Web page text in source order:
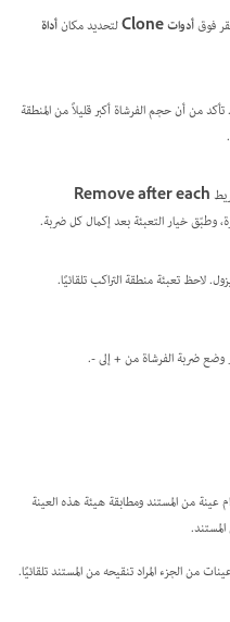
فوقأدوات Clone لتحديد مكانأداة
. تأكد من أن حجم الفرشاة أكبر قليلاً من المنطقة
Remove after each
وطبّق خيار التعبئة بعد إكمال كل ضربة.
لاحظ تعبئة منطقة التراكب تلقائيًا.
وضع ضربة الفرشاة من+إلى-
.
عينة من المستند ومطابقة هيئة هذه العينة
من الجزء المراد تنقيحه من المستند تلقائيًا.